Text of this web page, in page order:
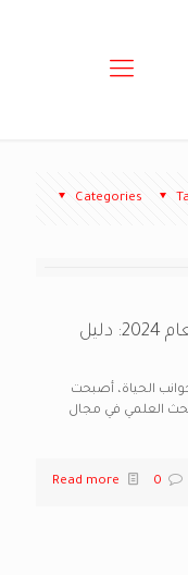
Categories
أفضل المجلات الطبية الإلكترونية لعام 2024: دليل
الحياة، أصبحت
العلمي في مجال
0
Read more